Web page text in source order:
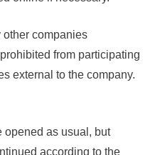
companies
from participating
external to the company.
opened as usual, but
according to the